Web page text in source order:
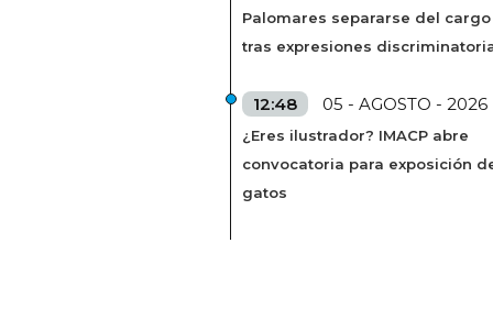
Palomares separarse del cargo
tras expresiones
12:48 05 - AGOSTO - 2026
¿Eres ilustrador? IMACP abre
convocatoria para exposición
gatos